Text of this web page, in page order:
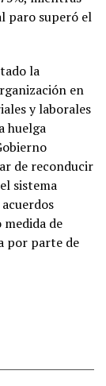
paro superó el
la
en
y laborales
huelga
de reconducir
sistema
de
por parte de